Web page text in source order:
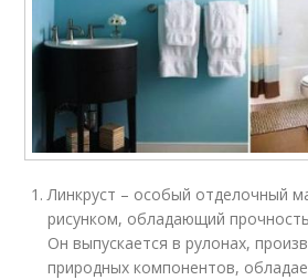
Линкруст – особый отделочный
рисунком, обладающий
Он выпускается в рулонах,
природных компонентов,